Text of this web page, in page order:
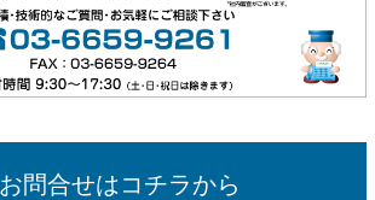
お問合せはコチラから